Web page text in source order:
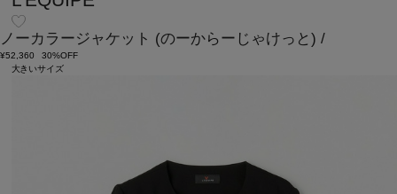
ノーカラージャケット (のーからーじゃけっと) /
¥52,360
30%OFF
大きいサイズ